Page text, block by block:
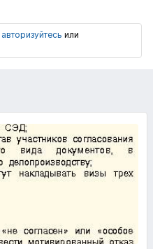
авторизуйтесь или